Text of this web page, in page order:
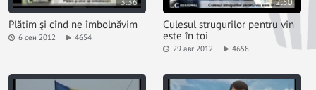
Plătim şi cînd ne îmbolnăvim
6 сен 2012 4654
Culesul strugurilor pentru vin
este în toi
29 авг 2012 4658